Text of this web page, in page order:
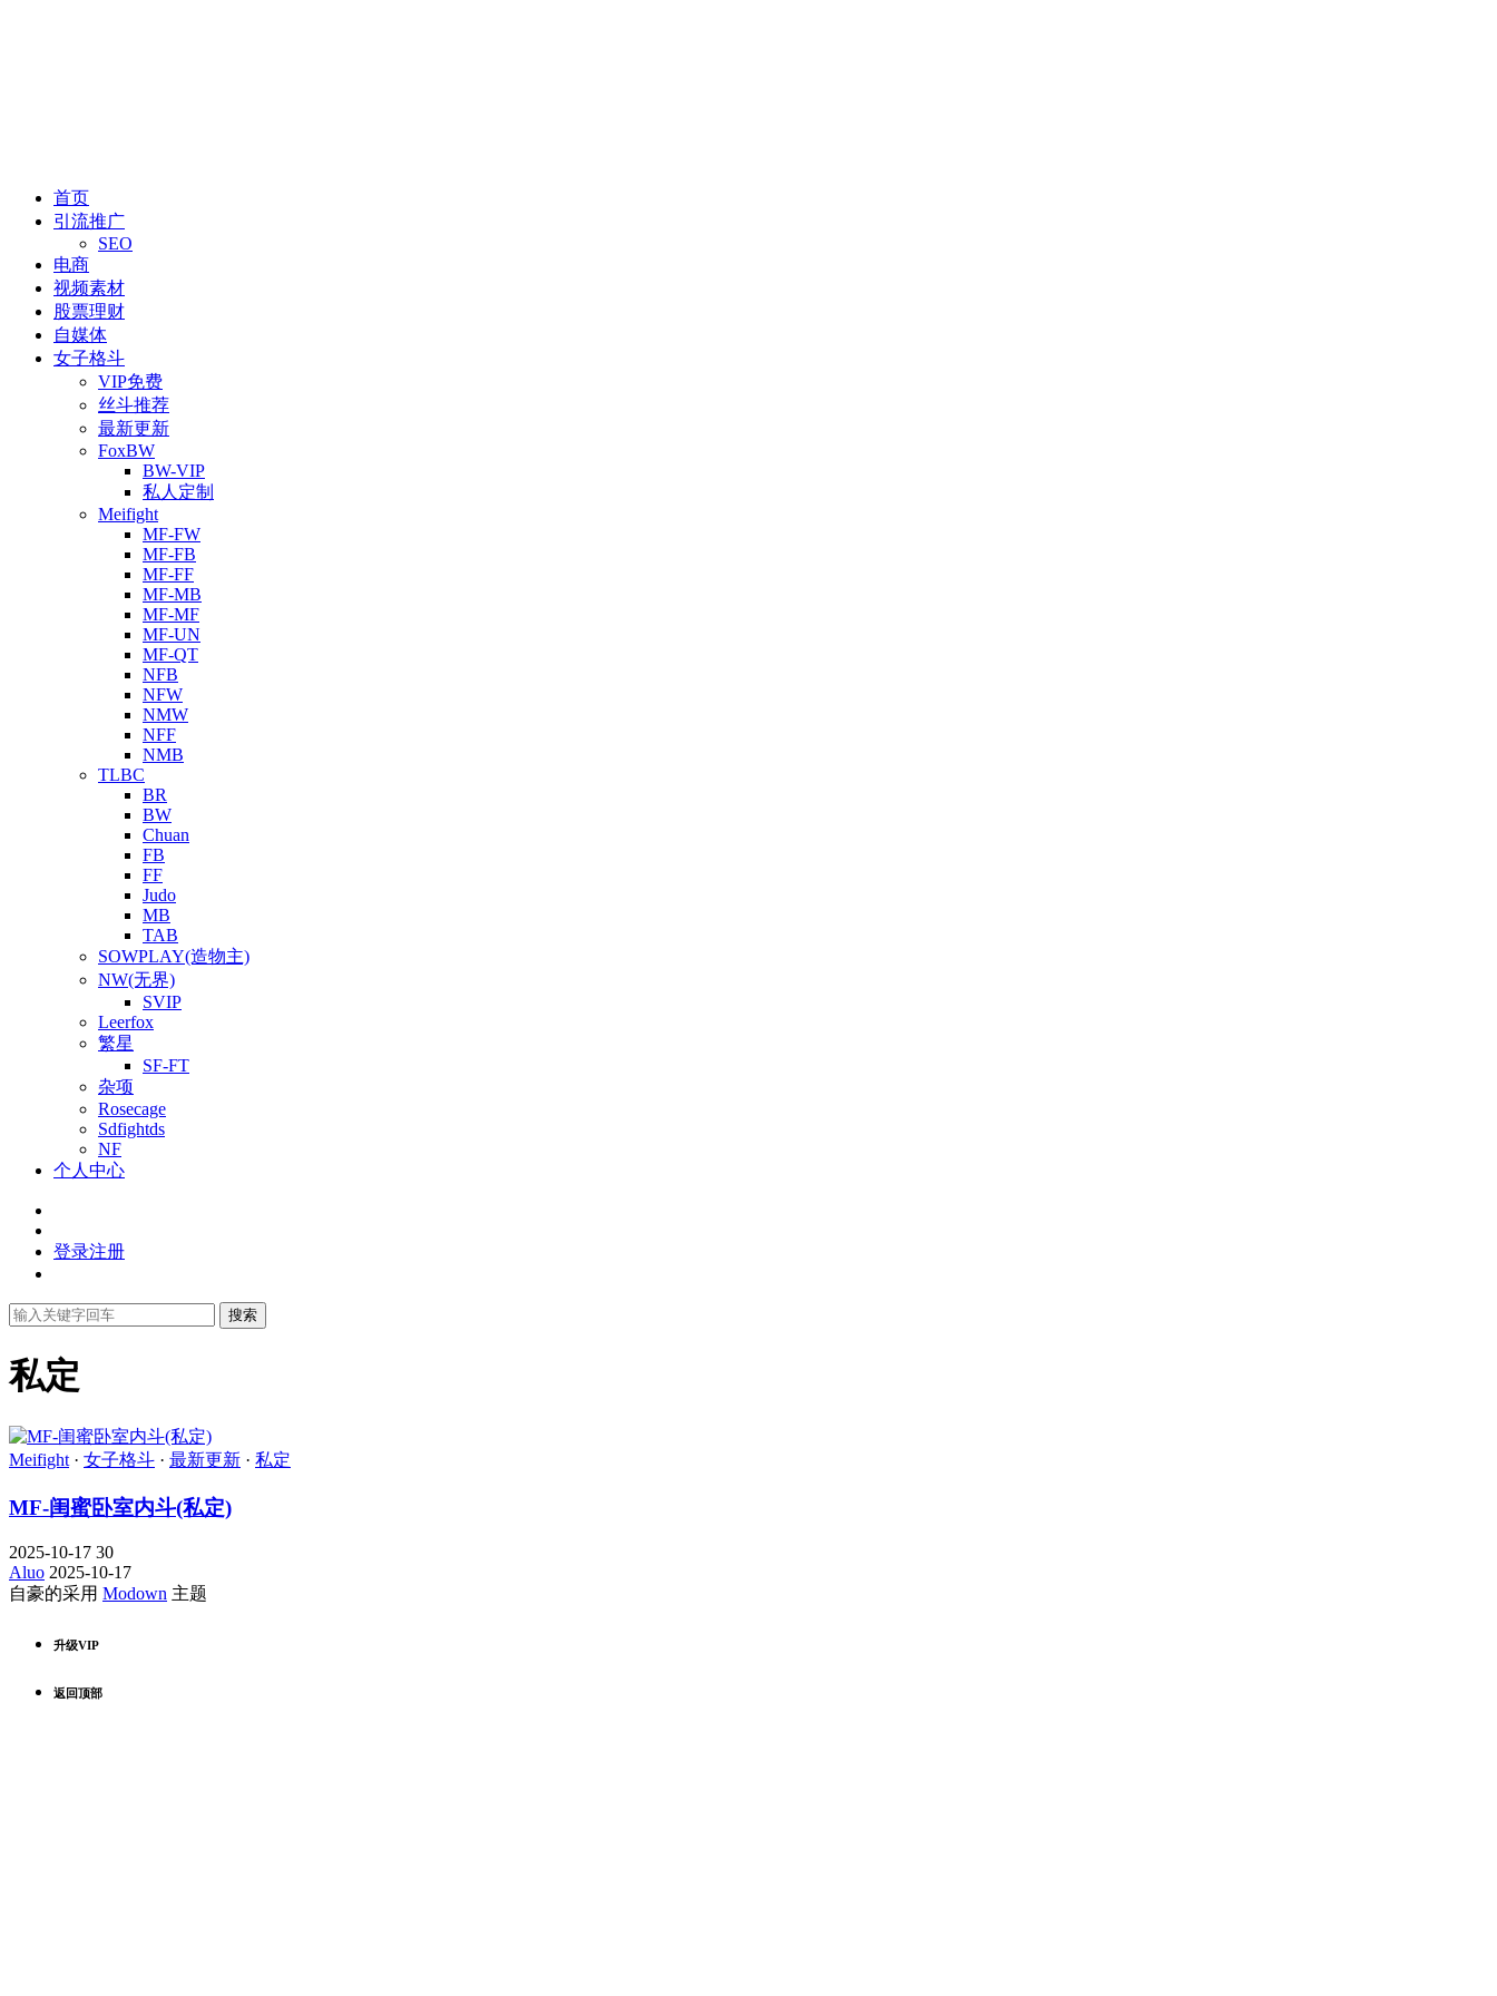
首页
引流推广
SEO
电商
视频素材
股票理财
自媒体
女子格斗
VIP免费
丝斗推荐
最新更新
FoxBW
BW-VIP
私人定制
Meifight
MF-FW
MF-FB
MF-FF
MF-MB
MF-MF
MF-UN
MF-QT
NFB
NFW
NMW
NFF
NMB
TLBC
BR
BW
Chuan
FB
FF
Judo
MB
TAB
SOWPLAY(造物主)
NW(无界)
SVIP
Leerfox
繁星
SF-FT
杂项
Rosecage
Sdfightds
NF
个人中心
登录注册
搜索
私定
Meifight · 女子格斗 · 最新更新 · 私定
MF-闺蜜卧室内斗(私定)
2025-10-17 30
Aluo 2025-10-17
自豪的采用 Modown 主题
升级VIP
返回顶部